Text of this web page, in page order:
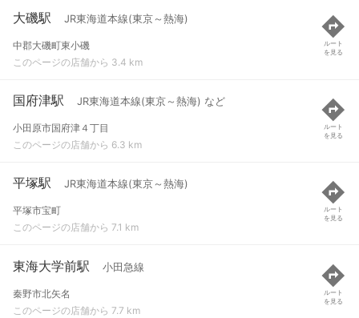
大磯駅 JR東海道本線(東京～熱海)
中郡大磯町東小磯
このページの店舗から 3.4 km
ルート
を見る
国府津駅 JR東海道本線(東京～熱海) など
小田原市国府津４丁目
このページの店舗から 6.3 km
ルート
を見る
平塚駅 JR東海道本線(東京～熱海)
平塚市宝町
このページの店舗から 7.1 km
ルート
を見る
東海大学前駅 小田急線
秦野市北矢名
このページの店舗から 7.7 km
ルート
を見る